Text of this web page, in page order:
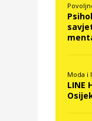
Moda i
LINE